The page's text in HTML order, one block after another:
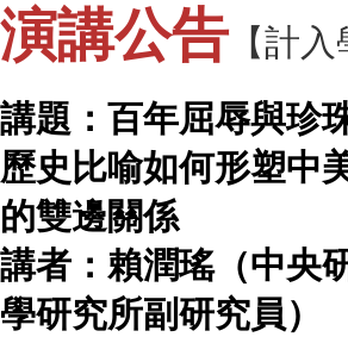
告
本
簡
介
本
所
成
員
博
士
演講公告【計入
講題：百年屈辱與珍
歷史比喻如何形塑中
的雙邊關係
講者：賴潤瑤（中央
學研究所副研究員）